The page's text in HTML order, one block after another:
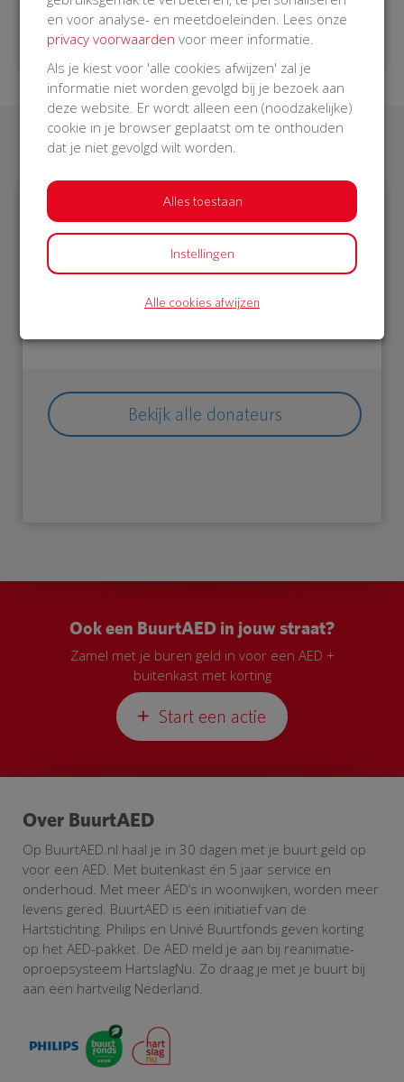
Laatste donaties
€ 1.052
Philips
09 Sep 2018
Bekijk alle donateurs
Ook een BuurtAED in jouw straat?
Zamel met je buren geld in voor een AED +
buitenkast met korting
Start een actie
Over BuurtAED
Op BuurtAED.nl haal je in 30 dagen met je buurt geld op
voor een AED. Met buitenkast én 5 jaar service en
onderhoud. Met meer AED’s in woonwijken, worden meer
levens gered. BuurtAED is een initiatief van de
Hartstichting. Philips en Univé Buurtfonds geven korting
op het AED-pakket. De AED meld je aan bij reanimatie-
oproepsysteem HartslagNu. Zo draag je met je buurt bij
aan een hartveilig Nederland.
en voor analyse- en meetdoeleinden. Lees onze
privacy voorwaarden voor meer informatie.
Als je kiest voor 'alle cookies afwijzen' zal je
informatie niet worden gevolgd bij je bezoek aan
deze website. Er wordt alleen een (noodzakelijke)
cookie in je browser geplaatst om te onthouden
dat je niet gevolgd wilt worden.
Alles toestaan
Instellingen
Alle cookies afwijzen